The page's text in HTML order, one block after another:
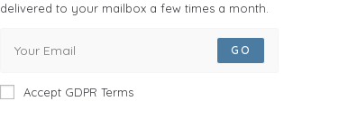
delivered to your mailbox a few times a month.
GO
Accept GDPR Terms